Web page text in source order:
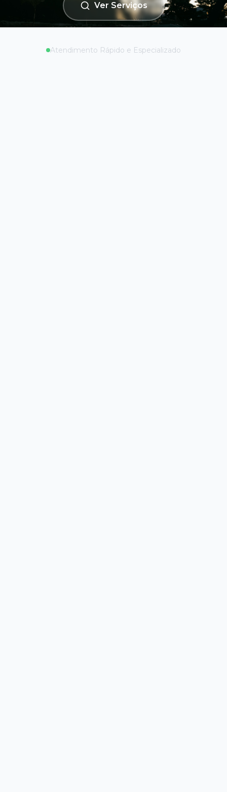
Ver Serviços
Atendimento Rápido e Especializado